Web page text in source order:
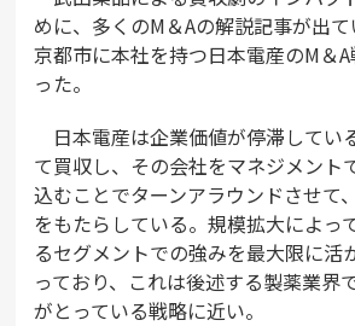
めに、多くのM＆Aの解説記事が出
京都市に本社を持つ日本電産のM＆
った。
日本電産は企業価値が停滞してい
て買収し、その会社をマネジメント
込むことでターンアラウンドさせて
をもたらしている。規模拡大によっ
るセグメントでの強みを最大限に活
っており、これは後述する製薬業界
がとっている戦略に近い。